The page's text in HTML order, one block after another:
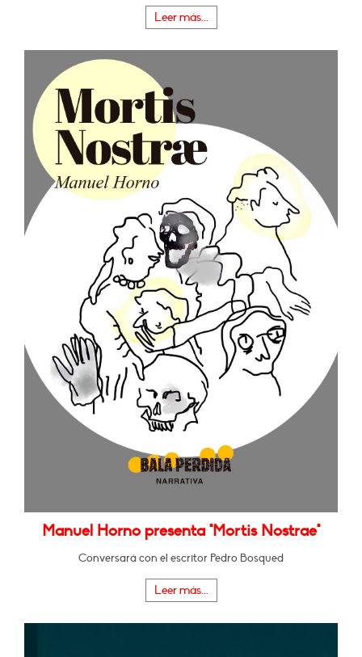
Leer más...
Manuel Horno presenta "Mortis Nostrae"
Conversará con el escritor Pedro Bosqued
Leer más...